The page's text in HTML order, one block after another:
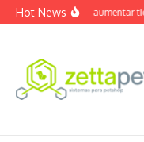
Ir para o conteúdo
Hot NewsComo aumentar